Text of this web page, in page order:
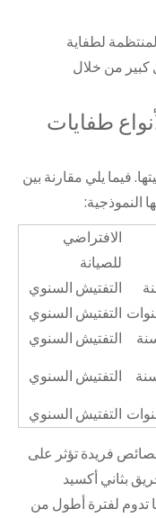
لطفاية
كبير من خلال
طفايات
فيما يلي مقارنة بين
النموذجية:
الافتراضي
للصيانة
التفتيش السنوي
التفتيش السنوي
التفتيش السنوي
التفتيش السنوي
التفتيش السنوي
فريدة تؤثر على
بثاني أكسيد
تدوم لفترة أطول من